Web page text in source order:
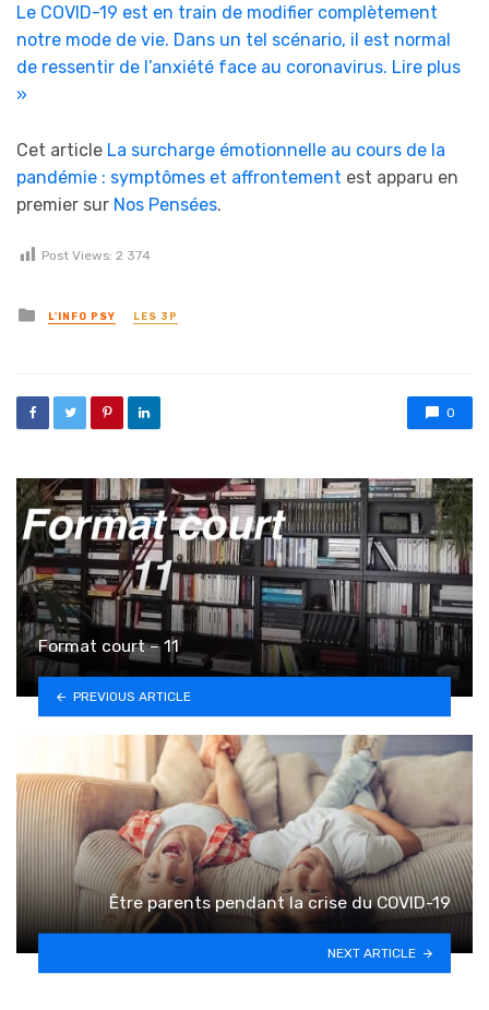
Le COVID-19 est en train de modifier complètement
notre mode de vie. Dans un tel scénario, il est normal
de ressentir de l’anxiété face au coronavirus. Lire plus
»
Cet article La surcharge émotionnelle au cours de la
pandémie : symptômes et affrontement est apparu en
premier sur Nos Pensées.
Post Views: 2 374
Posted in
L'INFO PSY LES 3P
0
Format court – 11
PREVIOUS ARTICLE
Être parents pendant la crise du COVID-19
NEXT ARTICLE